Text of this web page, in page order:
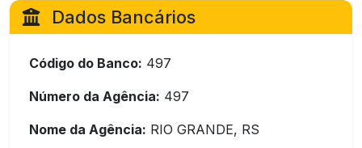
Dados Bancários
Código do Banco: 497
Número da Agência: 497
Nome da Agência: RIO GRANDE, RS